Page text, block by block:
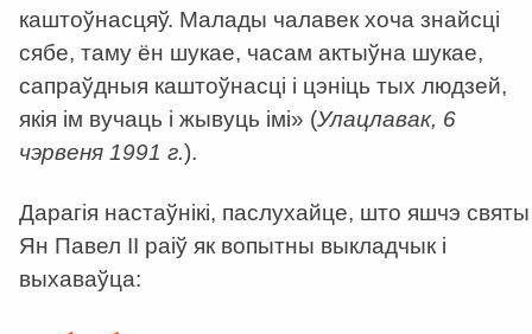
каштоўнасцяў. Малады чалавек хоча знайсці
сябе, таму ён шукае, часам актыўна шукае,
сапраўдныя каштоўнасці і цэніць тых людзей,
якія ім вучаць і жывуць імі» (Улацлавак, 6
чэрвеня 1991 г.).
Дарагія настаўнікі, паслухайце, што яшчэ святы
Ян Павел II раіў як вопытны выкладчык і
выхаваўца: